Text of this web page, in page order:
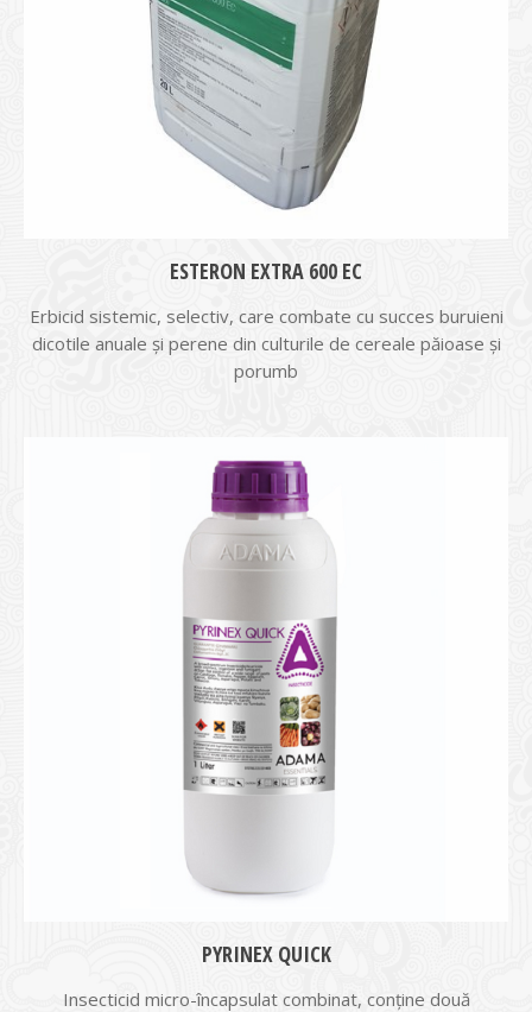
ESTERON EXTRA 600 EC
Erbicid sistemic, selectiv, care combate cu succes buruieni
dicotile anuale şi perene din culturile de cereale păioase şi
porumb
PYRINEX QUICK
Insecticid micro-încapsulat combinat, conţine două